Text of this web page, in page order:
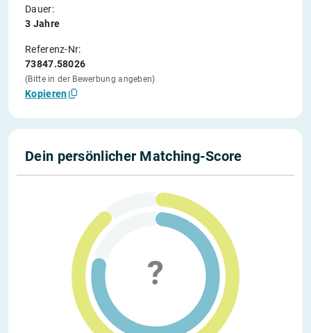
Dauer:
3 Jahre
Referenz-Nr:
73847.58026
(Bitte in der Bewerbung angeben)
Kopieren
Dein persönlicher Matching-Score